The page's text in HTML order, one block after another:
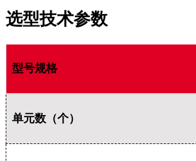
选型技术参数
型号规格
单元数（个）